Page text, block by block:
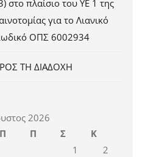
στο πλαίσιο του ΥΕ 1 της
για το Λιανικό
ΟΠΣ 6002934
ΤΗ ΔΙΑΔΟΧΗ
2026
Π Π Σ
Κ
1
2